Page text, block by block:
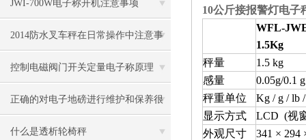
JWI-700W电子称开机注意事项
2014防水叉车秤在日常操作中注意事
项
控制电磁阀门开关定量电子称原理
正确的对电子地磅进行维护和保养很
有必要
什么是透析轮椅秤
10公斤接报警灯电子
WFL-
1.5Kg
秤量
1.5 kg
感量
0.05g/0.1 g
秤重单位
Kg / g / lb
显示方式
LCD (视
外观尺寸
341 × 294